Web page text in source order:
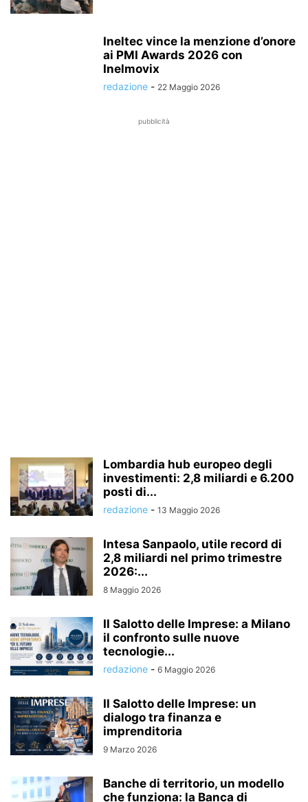
Ineltec vince la menzione d’onore
ai PMI Awards 2026 con
Inelmovix
redazione - 22 Maggio 2026
pubblicità
Lombardia hub europeo degli
investimenti: 2,8 miliardi e 6.200
posti di...
redazione - 13 Maggio 2026
Intesa Sanpaolo, utile record di
2,8 miliardi nel primo trimestre
2026:...
8 Maggio 2026
Il Salotto delle Imprese: a Milano
il confronto sulle nuove
tecnologie...
redazione - 6 Maggio 2026
Il Salotto delle Imprese: un
dialogo tra finanza e
imprenditoria
9 Marzo 2026
Banche di territorio, un modello
che funziona: la Banca di